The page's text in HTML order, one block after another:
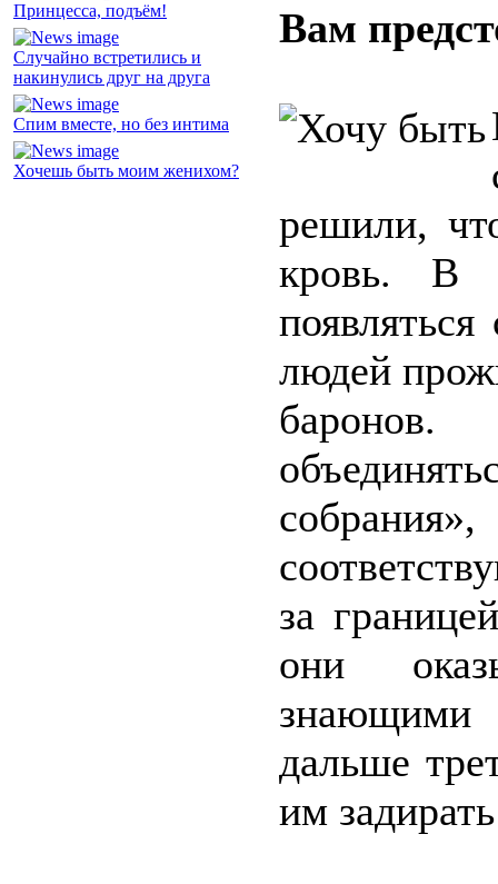
Принцесса, подъём!
Случайно встретились и
накинулись друг на друга
Спим вместе, но без интима
Хочешь быть моим женихом?
Вам
решили,
кровь. В
людей
за
они
дальше
им